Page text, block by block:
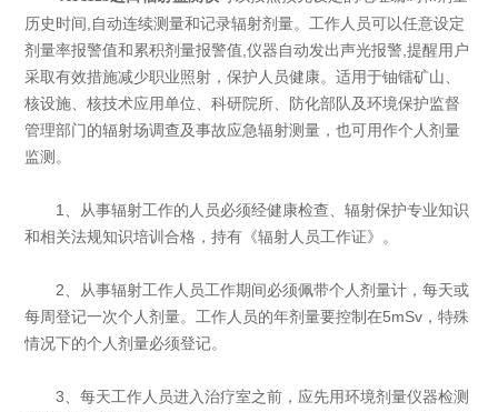
历史时间,自动连续测量和记录辐射剂量。工作人员可以任意设定
剂量率报警值和累积剂量报警值,仪器自动发出声光报警,提醒用户
采取有效措施减少职业照射，保护人员健康。适用于铀镭矿山、
核设施、核技术应用单位、科研院所、防化部队及环境保护监督
管理部门的辐射场调查及事故应急辐射测量，也可用作个人剂量
监测。
1、从事辐射工作的人员必须经健康检查、辐射保护专业知识
和相关法规知识培训合格，持有《辐射人员工作证》。
2、从事辐射工作人员工作期间必须佩带个人剂量计，每天或
每周登记一次个人剂量。工作人员的年剂量要控制在5mSv，特殊
情况下的个人剂量必须登记。
3、每天工作人员进入治疗室之前，应先用环境剂量仪器检测